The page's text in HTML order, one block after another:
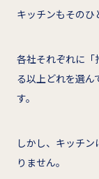
キッチンもそのひ
各社それぞれに「
る以上どれを選ん
す。
しかし、キッチ
りません。